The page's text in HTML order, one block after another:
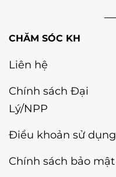
Liên hệ
Chính sách Đại
Lý/NPP
Điều khoản sử dụng
Chính sách bảo mật